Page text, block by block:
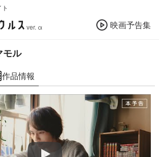
ver. α 映画予告集
モル
作品情報